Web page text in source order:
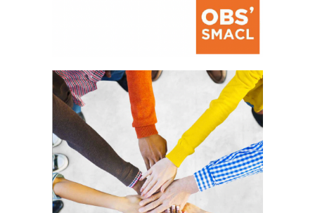
La prévention des conflits
d’intérêts
18 septembre 2023
FEUILLETER